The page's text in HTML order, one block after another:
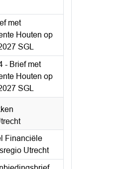
met
Houten op
SGL
- Brief met
Houten op
SGL
Financiële
Utrecht